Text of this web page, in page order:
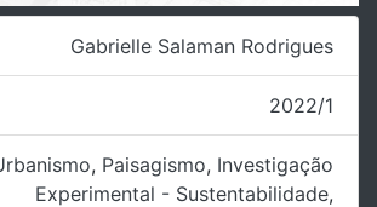
Gabrielle Salaman Rodrigues
2022/1
, Paisagismo, Investigação
Experimental - Sustentabilidade,